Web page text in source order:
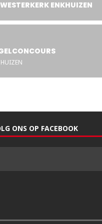
ENKHUIZEN
ONS OP FACEBOOK